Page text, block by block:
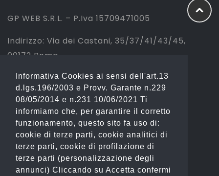
GP WEB S.R.L. – P.Iva 15709471005
Indirizzo: Via dei Castani, 35/37/41/43/45,
00172 Roma
Tel: 06 2310844 (Sport) – 06 23234353
(Fashion)
Email: info@gianostore.com
ORARI
Dal Lunedì al Venerdì 09:00-20:00.
Informativa Cookies ai sensi dell'art.13
d.lgs.196/2003 e Provv. Garante n.229
08/05/2014 e n.231 10/06/2021 Ti
informiamo che, per garantire il corretto
funzionamento, questo sito fa uso di:
cookie di terze parti, cookie analitici di
terze parti, cookie di profilazione di
terze parti (personalizzazione degli
annunci) Cliccando su Accetta confermi